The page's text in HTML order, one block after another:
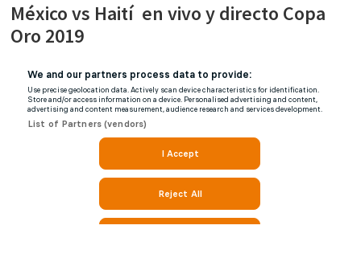
México vs Haití en vivo y directo Copa
Oro 2019